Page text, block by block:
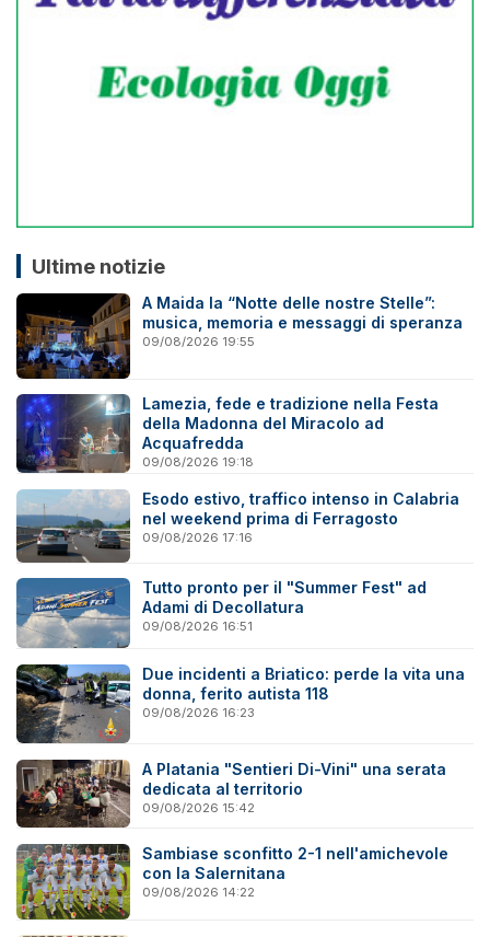
Ultime notizie
A Maida la “Notte delle nostre Stelle”:
musica, memoria e messaggi di speranza
09/08/2026 19:55
Lamezia, fede e tradizione nella Festa
della Madonna del Miracolo ad
Acquafredda
09/08/2026 19:18
Esodo estivo, traffico intenso in Calabria
nel weekend prima di Ferragosto
09/08/2026 17:16
Tutto pronto per il "Summer Fest" ad
Adami di Decollatura
09/08/2026 16:51
Due incidenti a Briatico: perde la vita una
donna, ferito autista 118
09/08/2026 16:23
A Platania "Sentieri Di-Vini" una serata
dedicata al territorio
09/08/2026 15:42
Sambiase sconfitto 2-1 nell'amichevole
con la Salernitana
09/08/2026 14:22